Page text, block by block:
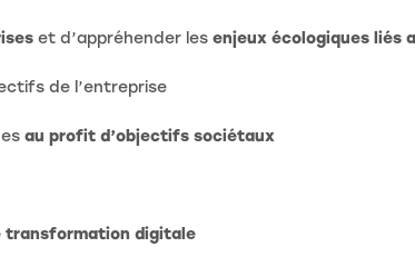
et d’appréhender les enjeux écologiques liés
de l’entreprise
au profit d’objectifs sociétaux
transformation digitale